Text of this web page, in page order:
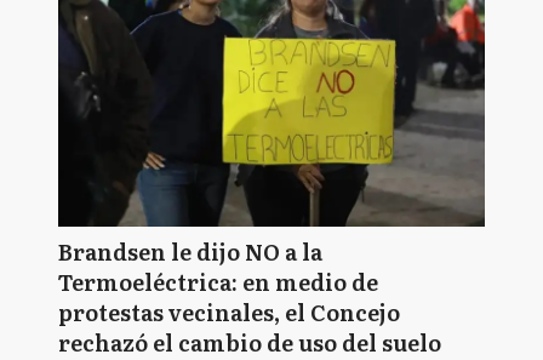
Brandsen le dijo NO a la
Termoeléctrica: en medio de
protestas vecinales, el Concejo
rechazó el cambio de uso del suelo